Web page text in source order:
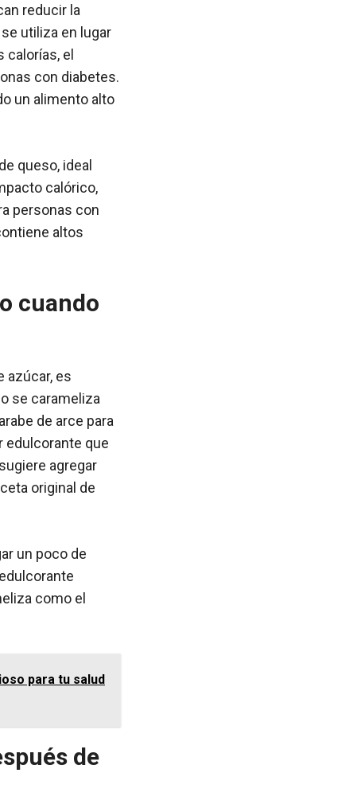
reducir la
utiliza en lugar
el
con diabetes.
un alimento alto
queso, ideal
calórico,
personas con
altos
cuando
azúcar, es
se carameliza
de arce para
edulcorante que
agregar
original de
un poco de
como el
para tu salud
de